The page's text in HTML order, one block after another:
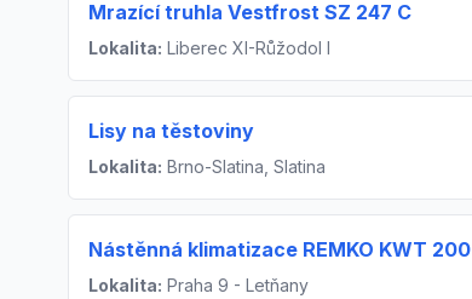
Mrazící truhla Vestfrost SZ 247 C
Lokalita: Liberec XI-Růžodol I
Lisy na těstoviny
Lokalita: Brno-Slatina, Slatina
Nástěnná klimatizace REMKO KWT 200
Lokalita: Praha 9 - Letňany